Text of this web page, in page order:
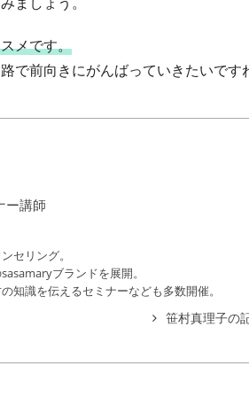
メです。
で前向きにがんばっていきたいです
ー講師
セリング。
ブランドを展開。
知識を伝えるセミナーなども多数開催。
笹村真理子の